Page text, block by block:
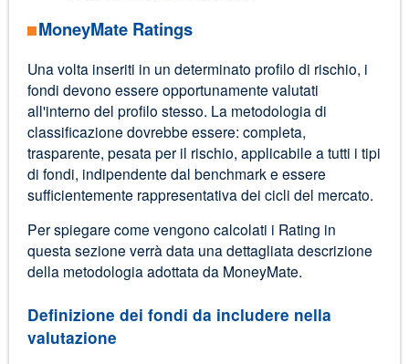
MoneyMate Ratings
Una volta inseriti in un determinato profilo di rischio, i
fondi devono essere opportunamente valutati
all'interno del profilo stesso. La metodologia di
classificazione dovrebbe essere: completa,
trasparente, pesata per il rischio, applicabile a tutti i tipi
di fondi, indipendente dal benchmark e essere
sufficientemente rappresentativa dei cicli del mercato.
Per spiegare come vengono calcolati i Rating in
questa sezione verrà data una dettagliata descrizione
della metodologia adottata da MoneyMate.
Definizione dei fondi da includere nella
valutazione